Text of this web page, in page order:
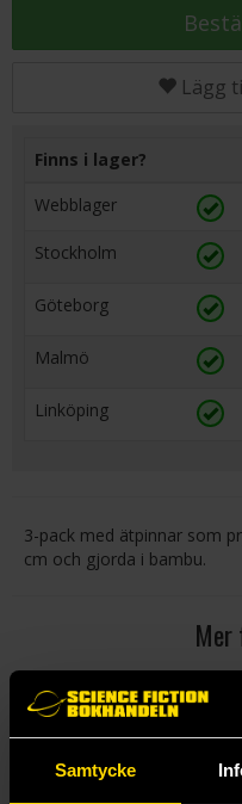
Samtycke
Lägg
Finns i lager?
Webblager
Stockholm
Göteborg
Malmö
Linköping
3-pack med ätpinnar som
cm och gjorda i bambu.
Mer